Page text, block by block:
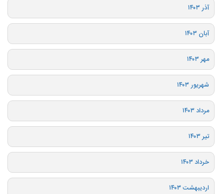
آذر ۱۴۰۳
آبان ۱۴۰۳
مهر ۱۴۰۳
شهریور ۱۴۰۳
مرداد ۱۴۰۳
تیر ۱۴۰۳
خرداد ۱۴۰۳
اردیبهشت ۱۴۰۳